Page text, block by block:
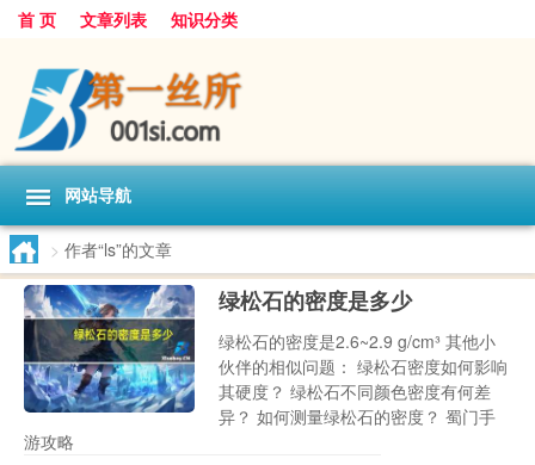
首 页 文章列表 知识分类
网站导航
> 作者“ls”的文章
绿松石的密度是多少
绿松石的密度是2.6~2.9 g/cm³ 其他小
伙伴的相似问题： 绿松石密度如何影响
其硬度？ 绿松石不同颜色密度有何差
异？ 如何测量绿松石的密度？ 蜀门手
游攻略